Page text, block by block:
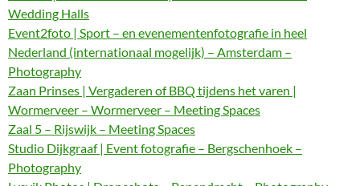
Wedding Halls
Event2foto | Sport – en evenementenfotografie in heel
Nederland (internationaal mogelijk) – Amsterdam –
Photography
Zaan Prinses | Vergaderen of BBQ tijdens het varen |
Wormerveer – Wormerveer – Meeting Spaces
Zaal 5 – Rijswijk – Meeting Spaces
Studio Dijkgraaf | Event fotografie – Bergschenhoek –
Photography